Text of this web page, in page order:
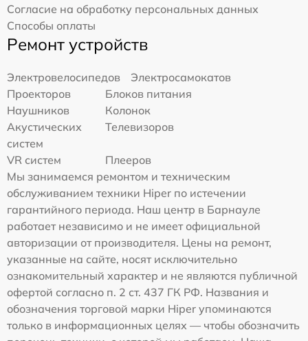
Согласие на обработку персональных данных
Способы оплаты
Ремонт устройств
Электровелосипедов
Электросамокатов
Проекторов
Блоков питания
Наушников
Колонок
Акустических
систем
Телевизоров
VR систем
Плееров
Мы занимаемся ремонтом и техническим
обслуживанием техники Hiper по истечении
гарантийного периода. Наш центр в Барнауле
работает независимо и не имеет официальной
авторизации от производителя. Цены на ремонт,
указанные на сайте, носят исключительно
ознакомительный характер и не являются публичной
офертой согласно п. 2 ст. 437 ГК РФ. Названия и
обозначения торговой марки Hiper упоминаются
только в информационных целях — чтобы обозначить